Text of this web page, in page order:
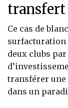
transfert
Ce cas de
surfacturation
deux clubs
transférer une
dans un